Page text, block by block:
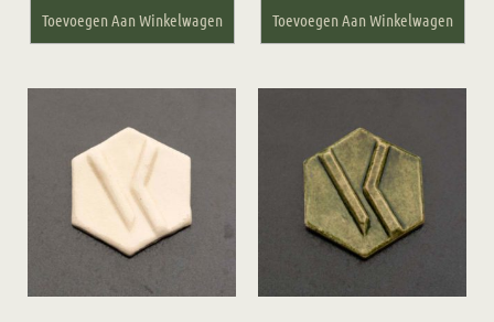
Toevoegen Aan Winkelwagen Toevoegen Aan Winkelwagen